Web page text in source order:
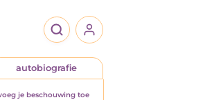
autobiografie
je beschouwing toe